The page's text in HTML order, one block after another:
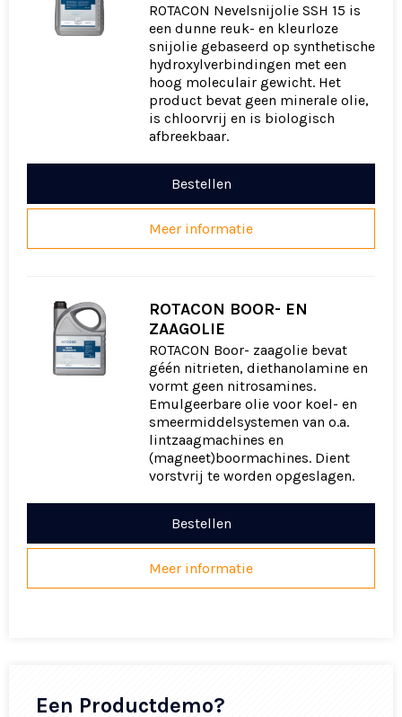
ROTACON Nevelsnijolie SSH 15 is
een dunne reuk- en kleurloze
snijolie gebaseerd op synthetische
hydroxylverbindingen met een
hoog moleculair gewicht. Het
product bevat geen minerale olie,
is chloorvrij en is biologisch
afbreekbaar.
Bestellen
Meer informatie
ROTACON BOOR- EN
ZAAGOLIE
ROTACON Boor- zaagolie bevat
géén nitrieten, diethanolamine en
vormt geen nitrosamines.
Emulgeerbare olie voor koel- en
smeermiddelsystemen van o.a.
lintzaagmachines en
(magneet)boormachines. Dient
vorstvrij te worden opgeslagen.
Bestellen
Meer informatie
Een Productdemo?